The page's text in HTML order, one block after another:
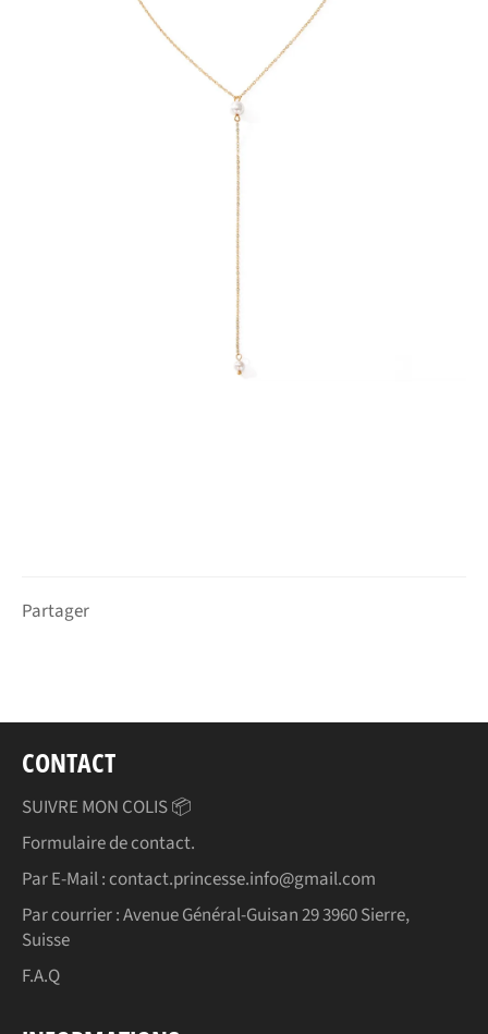
Partager
CONTACT
SUIVRE MON COLIS 📦
Formulaire de contact.
Par E-Mail : contact.princesse.info@gmail.com
Par courrier : Avenue Général-Guisan 29 3960 Sierre,
Suisse
F.A.Q